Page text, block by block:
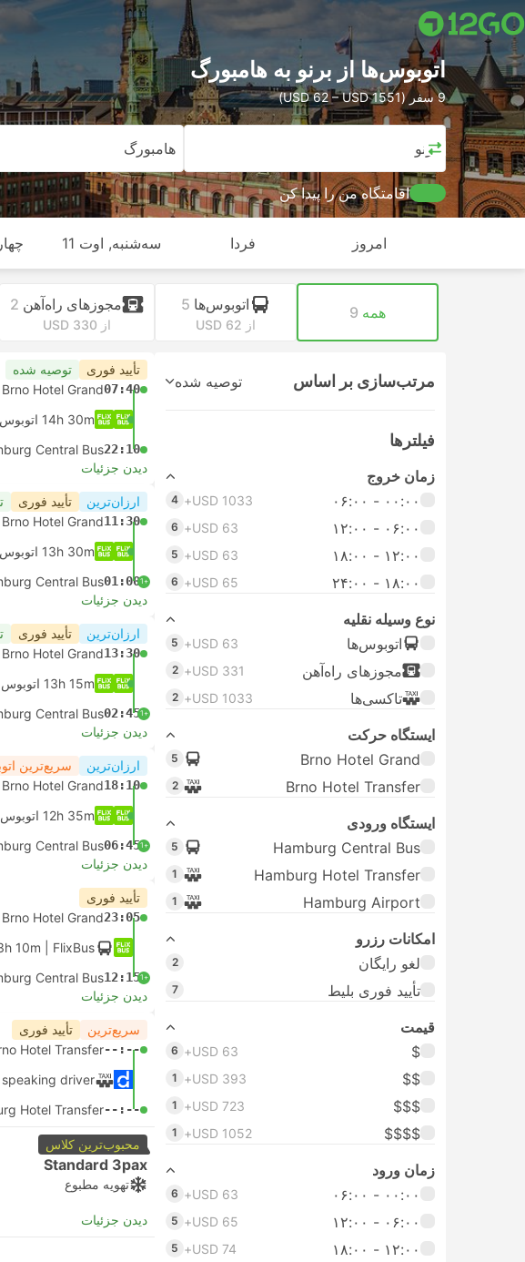
اتوبوس‌ها از برنو به هامبورگ
9 سفر (USD 62 – USD 1551)
برنو هامبورگ
اقامتگاه من را پیدا کن
امروز فردا سه‌شنبه, اوت 11
همه 9 اتوبوس‌ها 5
از USD 62
مجوز‌های راه‌آهن 2
از USD 330
مرتب‌سازی بر اساس توصیه شده
فیلتر‌ها
زمان خروج
۰۰:۰۰ - ۰۶:۰۰
USD 1033+
4
۰۶:۰۰ - ۱۲:۰۰ USD 63+
6
۱۲:۰۰ - ۱۸:۰۰ USD 63+
5
۱۸:۰۰ - ۲۴:۰۰ USD 65+
6
نوع وسیله نقلیه
اتوبوس‌ها
USD 63+
5
مجوز‌های راه‌آهن USD 331+
2
تاکسی‌ها USD 1033+
2
ایستگاه حرکت
Brno Hotel Grand
5
Brno Hotel Transfer
2
ایستگاه ورودی
Hamburg Central Bus
5
Hamburg Hotel Transfer
1
Hamburg Airport
1
امکانات رزرو
لغو رایگان
2
تأیید فوری بلیط 7
قیمت
$
USD 63+
6
$$
USD 393+
1
$$$
USD 723+
1
$$$$
USD 1052+
1
زمان ورود
۰۰:۰۰ - ۰۶:۰۰
USD 63+
6
۰۶:۰۰ - ۱۲:۰۰ USD 65+
5
۱۲:۰۰ - ۱۸:۰۰ USD 74+
5
تأیید فوری توصیه شده
07:40
Brno Hotel Grand
14h 30m اتوبوس+اتوبوس.
22:10
Central Bus
دیدن جزئیات
ارزان‌ترین تأیید فوری
11:30
Brno Hotel Grand
13h 30m اتوبوس+اتوبوس.
+1
01:00
Central Bus
دیدن جزئیات
ارزان‌ترین تأیید فوری
13:30
Brno Hotel Grand
13h 15m اتوبوس+اتوبوس.
+1
02:45
Central Bus
دیدن جزئیات
ارزان‌ترین سریع‌ترین
18:10
Brno Hotel Grand
12h 35m اتوبوس+اتوبوس.
+1
06:45
Central Bus
دیدن جزئیات
تأیید فوری
23:05
Brno Hotel Grand
10m | FlixBus
+1
12:15
Central Bus
دیدن جزئیات
سریع‌ترین تأیید فوری
--:--
Hotel Transfer
driver
--:--
Hotel Transfer
محبوب‌ترین کلاس
Standard 3pax
تهویه مطبوع
دیدن جزئیات